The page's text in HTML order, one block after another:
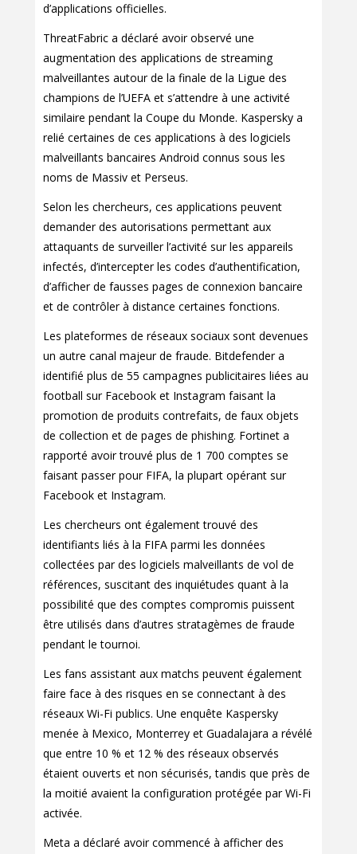
d’applications officielles.
ThreatFabric a déclaré avoir observé une
augmentation des applications de streaming
malveillantes autour de la finale de la Ligue des
champions de l’UEFA et s’attendre à une activité
similaire pendant la Coupe du Monde. Kaspersky a
relié certaines de ces applications à des logiciels
malveillants bancaires Android connus sous les
noms de Massiv et Perseus.
Selon les chercheurs, ces applications peuvent
demander des autorisations permettant aux
attaquants de surveiller l’activité sur les appareils
infectés, d’intercepter les codes d’authentification,
d’afficher de fausses pages de connexion bancaire
et de contrôler à distance certaines fonctions.
Les plateformes de réseaux sociaux sont devenues
un autre canal majeur de fraude. Bitdefender a
identifié plus de 55 campagnes publicitaires liées au
football sur Facebook et Instagram faisant la
promotion de produits contrefaits, de faux objets
de collection et de pages de phishing. Fortinet a
rapporté avoir trouvé plus de 1 700 comptes se
faisant passer pour FIFA, la plupart opérant sur
Facebook et Instagram.
Les chercheurs ont également trouvé des
identifiants liés à la FIFA parmi les données
collectées par des logiciels malveillants de vol de
références, suscitant des inquiétudes quant à la
possibilité que des comptes compromis puissent
être utilisés dans d’autres stratagèmes de fraude
pendant le tournoi.
Les fans assistant aux matchs peuvent également
faire face à des risques en se connectant à des
réseaux Wi-Fi publics. Une enquête Kaspersky
menée à Mexico, Monterrey et Guadalajara a révélé
que entre 10 % et 12 % des réseaux observés
étaient ouverts et non sécurisés, tandis que près de
la moitié avaient la configuration protégée par Wi-Fi
activée.
Meta a déclaré avoir commencé à afficher des